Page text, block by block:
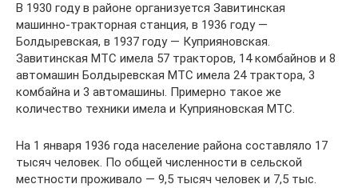
В 1930 году в районе организуется Завитинская
машинно-тракторная станция, в 1936 году —
Болдыревская, в 1937 году — Куприяновская.
Завитинская МТС имела 57 тракторов, 14 комбайнов и 8
автомашин Болдыревская МТС имела 24 трактора, 3
комбайна и 3 автомашины. Примерно такое же
количество техники имела и Куприяновская МТС.
На 1 января 1936 года население района составляло 17
тысяч человек. По общей численности в сельской
местности проживало — 9,5 тысяч человек и 7,5 тыс.